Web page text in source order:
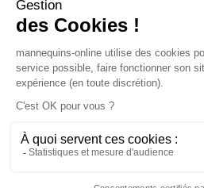
Sublimez Vos Boutiques,
Les mannequins sont idéales pour
étalages de magasin ou décoration
d'afficher leurs produits ou prendre
mannequin